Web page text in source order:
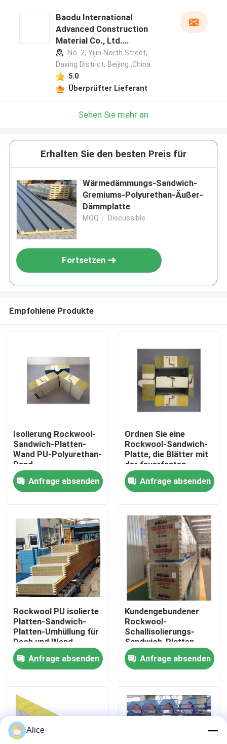
Haus
Produkte
Fabrik-Ausflug
Qualitätskontrolle
Treten Sie mit uns in Verbindung
Fordern Sie ein Zitat
Stahlkonstruktionslager
Stahlkonstruktionswerkstatt
Baodu International
Advanced Construction
Material Co., Ltd.
Herstellerprofil
No. 2, Yijin North Street,
Daxing District, Beijing ,China
5.0
Überprüfter Lieferant
Sehen Sie mehr an
Erhalten Sie den besten Preis für
Wärmedämmungs-Sandwich-
Gremiums-Polyurethan-Äußer-
Dämmplatte
MOQ： Discussible
Fortsetzen
Empfohlene Produkte
Isolierung Rockwool-
Sandwich-Platten-
Wand PU-Polyurethan-
Rand
Anfrage absenden
Ordnen Sie eine
Rockwool-Sandwich-
Platte, die Blätter mit
der feuerfesten
Polyurethan-Dichtung
überdacht
Anfrage absenden
Rockwool PU isolierte
Platten-Sandwich-
Platten-Umhüllung für
Dach und Wand
Anfrage absenden
Kundengebundener
Rockwool-
Schallisolierungs-
Sandwich-Platten-
Wand-Stahl
schalldicht
Anfrage absenden
Alice